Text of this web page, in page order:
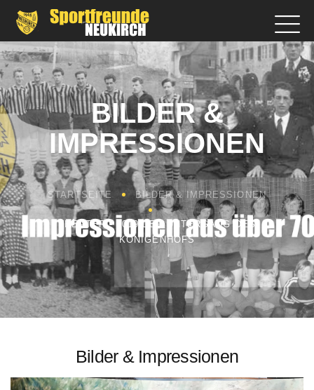
BILDER &
IMPRESSIONEN
STARTSEITE BILDER & IMPRESSIONEN
THEATER - 2019 DER UNTERGANG DES
KÖNIGENHOFS
Bilder & Impressionen